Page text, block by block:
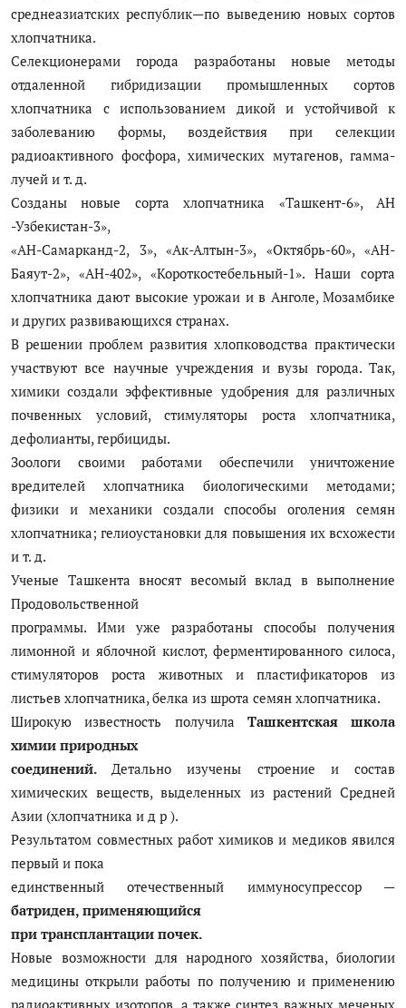
среднеазиатских республик—по выведению новых сортов
хлопчатника.
Селекционерами города разработаны новые методы
отдаленной гибридизации промышленных сортов
хлопчатника с использованием дикой и устойчивой к
заболеванию формы, воздействия при селекции
радиоактивного фосфора, химических мутагенов, гамма-
лучей и т. д.
Созданы новые сорта хлопчатника «Ташкент-6», АН
-Узбекистан-3»,
«АН-Самарканд-2, 3», «Ак-Алтын-3», «Октябрь-60», «АН-
Баяут-2», «АН-402», «Короткостебельный-1». Наши сорта
хлопчатника дают высокие урожаи и в Анголе, Мозамбике
и других развивающихся странах.
В решении проблем развития хлопководства практически
участвуют все научные учреждения и вузы города. Так,
химики создали эффективные удобрения для различных
почвенных условий, стимуляторы роста хлопчатника,
дефолианты, гербициды.
Зоологи своими работами обеспечили уничтожение
вредителей хлопчатника биологическими методами;
физики и механики создали способы оголения семян
хлопчатника; гелиоустановки для повышения их всхожести
и т. д.
Ученые Ташкента вносят весомый вклад в выполнение
Продовольственной
программы. Ими уже разработаны способы получения
лимонной и яблочной кислот, ферментированного силоса,
стимуляторов роста животных и пластификаторов из
листьев хлопчатника, белка из шрота семян хлопчатника.
Широкую известность получила Ташкентская школа
химии природных
соединений. Детально изучены строение и состав
химических веществ, выделенных из растений Средней
Азии (хлопчатника и д р ).
Результатом совместных работ химиков и медиков явился
первый и пока
единственный отечественный иммуносупрессор —
батриден, применяющийся
при трансплантации почек.
Новые возможности для народного хозяйства, биологии
медицины открыли работы по получению и применению
радиоактивных изотопов, а также синтез важных меченых